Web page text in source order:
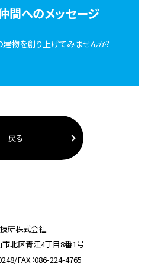
間へのメッセージ
物を創り上げてみませんか?
戻る
研株式会社
市北区青江4丁目8番1号
FAX：086-224-4765